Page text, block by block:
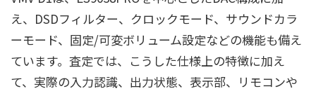
え、DSDフィルター、クロックモード、サウンドカラ
ーモード、固定/可変ボリューム設定などの機能も備え
ています。査定では、こうした仕様上の特徴に加え
て、実際の入力認識、出力状態、表示部、リモコンや